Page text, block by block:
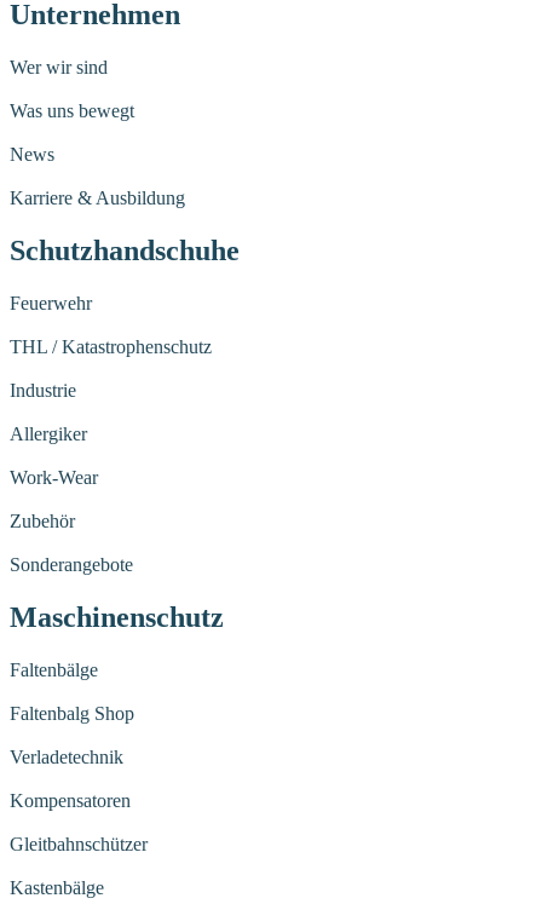
Unternehmen
Wer wir sind
Was uns bewegt
News
Karriere & Ausbildung
Schutzhandschuhe
Feuerwehr
THL / Katastrophenschutz
Industrie
Allergiker
Work-Wear
Zubehör
Sonderangebote
Maschinenschutz
Faltenbälge
Faltenbalg Shop
Verladetechnik
Kompensatoren
Gleitbahnschützer
Kastenbälge